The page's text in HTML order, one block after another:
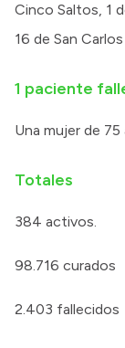
Cinco Saltos, 1
16 de San
1 paciente
Una mujer de
Totales
384 activos.
98.716 curados
2.403 fallecidos